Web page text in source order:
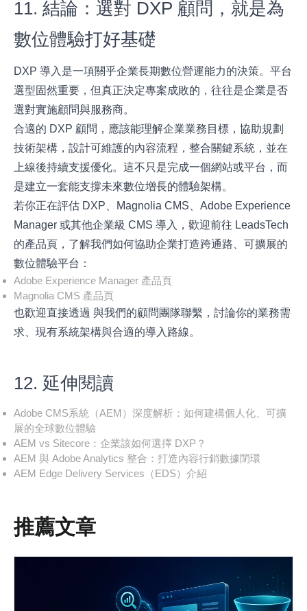
11. 結論：選對 DXP 顧問，就是為
數位體驗打好基礎
DXP 導入是一項關乎企業長期數位營運能力的決策。平台
選型固然重要，但真正決定專案成敗的，往往是企業是否
選對實施顧問與服務商。
合適的 DXP 顧問，應該能理解企業業務目標，協助規劃
技術架構，設計可維護的內容流程，整合關鍵系統，並在
上線後持續支援優化。這不只是完成一個網站或平台，而
是建立一套能支撐未來數位增長的體驗架構。
若你正在評估 DXP、Magnolia CMS、Adobe Experience
Manager 或其他企業級 CMS 導入，歡迎前往 LeadsTech
的產品頁，了解我們如何協助企業打造跨通路、可擴展的
數位體驗平台：
Adobe Experience Manager 產品頁
Magnolia CMS 產品頁
也歡迎直接透過與我們的顧問團隊聯繫 ，討論你的業務需
求、現有系統架構與合適的導入路線。
12. 延伸閱讀
Adobe CMS系統（AEM）深度解析：如何建構個人化、可擴
展的全球數位體驗
AEM vs Sitecore：企業該如何選擇 DXP？
AEM 與 Adobe Analytics 整合：打造內容行銷數據閉環
AEM Edge Delivery Services（EDS）介紹
推薦文章